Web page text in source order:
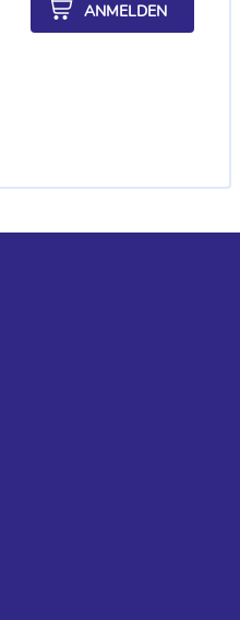
ANMELDEN